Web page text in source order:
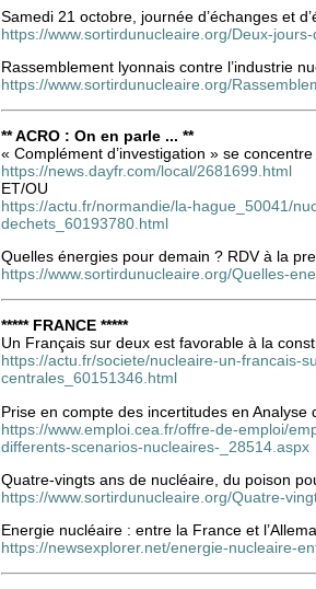
Samedi 21 octobre, journée d’échanges et
https://www.sortirdunucleaire.org/Deux-
Rassemblement lyonnais contre l’industrie
https://www.sortirdunucleaire.org/
** ACRO : On en parle ... **
« Complément d’investigation » se
https://news.dayfr.com/local/2681699.html
ET/OU
https://actu.fr/normandie/la-hague_50041/
dechets_60193780.html
Quelles énergies pour demain ? RDV à la
https://www.sortirdunucleaire.org/Quelles-
***** FRANCE *****
Un Français sur deux est favorable à la
https://actu.fr/societe/nucleaire-un-francais-
centrales_60151346.html
Prise en compte des incertitudes en
https://www.emploi.cea.fr/offre-de-emploi/
differents-scenarios-nucleaires-_28514.aspx
Quatre-vingts ans de nucléaire, du poison
https://www.sortirdunucleaire.org/Quatre-
Energie nucléaire : entre la France et
https://newsexplorer.net/energie-nucleaire-